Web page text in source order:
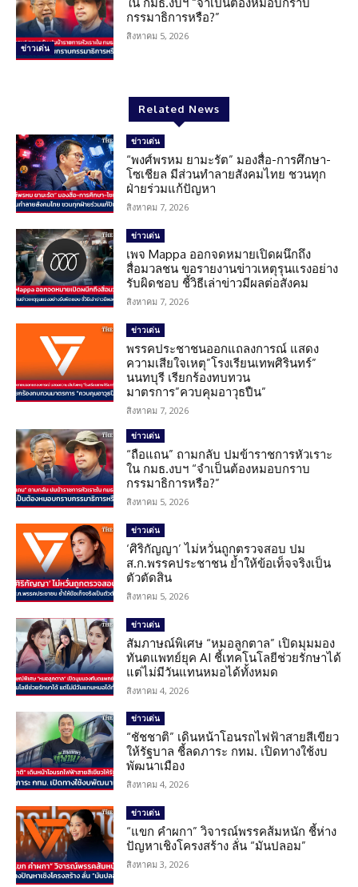
ข่าวเด่น
กรรมาธิการหรือ?”
สิงหาคม 5, 2026
Related News
ข่าวเด่น
“พงศ์พรหม ยามะรัต” มองสื่อ-การศึกษา-
โซเชียล มีส่วนทำลายสังคมไทย ชวนทุก
ฝ่ายร่วมแก้ปัญหา
สิงหาคม 7, 2026
ข่าวเด่น
เพจ Mappa ออกจดหมายเปิดผนึกถึง
สื่อมวลชน ขอรายงานข่าวเหตุรุนแรงอย่าง
รับผิดชอบ ชี้วิธีเล่าข่าวมีผลต่อสังคม
สิงหาคม 7, 2026
ข่าวเด่น
พรรคประชาชนออกแถลงการณ์ แสดง
ความเสียใจเหตุ”โรงเรียนเทพศิรินทร์”
นนทบุรี เรียกร้องทบทวน
มาตรการ”ควบคุมอาวุธปืน”
สิงหาคม 7, 2026
ข่าวเด่น
“ถือแถน” ถามกลับ ปมข้าราชการหัวเราะ
ใน กมธ.งบฯ “จำเป็นต้องหมอบกราบ
กรรมาธิการหรือ?”
สิงหาคม 5, 2026
ข่าวเด่น
‘ศิริกัญญา’ ไม่หวั่นถูกตรวจสอบ ปม
ส.ก.พรรคประชาชน ย้ำให้ข้อเท็จจริงเป็น
ตัวตัดสิน
สิงหาคม 5, 2026
ข่าวเด่น
สัมภาษณ์พิเศษ “หมอลูกตาล” เปิดมุมมอง
ทันตแพทย์ยุค AI ชี้เทคโนโลยีช่วยรักษาได้
แต่ไม่มีวันแทนหมอได้ทั้งหมด
สิงหาคม 4, 2026
ข่าวเด่น
“ชัชชาติ” เดินหน้าโอนรถไฟฟ้าสายสีเขียว
ให้รัฐบาล ชี้ลดภาระ กทม. เปิดทางใช้งบ
พัฒนาเมือง
สิงหาคม 4, 2026
ข่าวเด่น
“แขก คำผกา” วิจารณ์พรรคส้มหนัก ชี้ห่าง
ปัญหาเชิงโครงสร้าง ลั่น “มันปลอม”
สิงหาคม 3, 2026